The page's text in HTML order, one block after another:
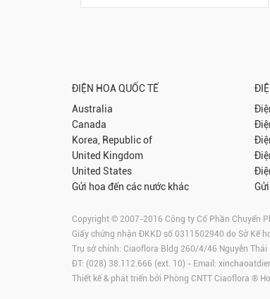
ĐIỆN HOA QUỐC TẾ
Australia
Canada
Korea, Republic of
United Kingdom
United States
Gửi hoa đến các nước khác
Copyright © 2007-2016 Công ty Cổ Phần Chuyển
Giấy chứng nhận ĐKKD số 0311502940 do Sở Kế
Trụ sở chính: Ciaoflora Bldg 260/4/46 Nguyễn Thái
ĐT: (028) 38.112.666 (ext. 10) - Email:
Thiết kế & phát triển bởi Phòng CNTT Ciaoflora ®